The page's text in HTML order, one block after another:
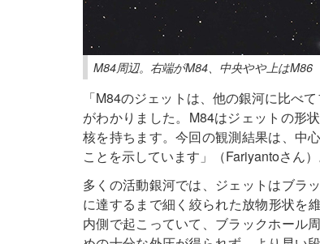
M84周辺。右端がM84、中央やや上はM86
「M84のジェットは、他の銀河に比べ
がわかりました。M84はジェットの形
核を持ちます。今回の観測結果は、中
ことを示しています」（Fariyantoさん）
多くの活動銀河では、ジェットはブラ
に達するまで細く絞られた放物形状を
内側で起こっていて、ブラックホール